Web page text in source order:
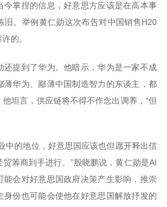
今掌捏的信息，好意思方应该是在高本事
旧。举例黄仁勋这次布告对中国销售H20
的。
还提到了华为。他暗示，华为是一家不成
薄华为、鄙薄中国制造智力的东谈主，都
坦言，供应链将不得不作念出调养，“但
中的地位，好意思国应该也但愿开释出信
筹商到手进行。”殷晓鹏说，黄仁勋是AI
能会对好意思国政府决策产生影响，推崇
身份也可能会使他在好意思国解放抒发的